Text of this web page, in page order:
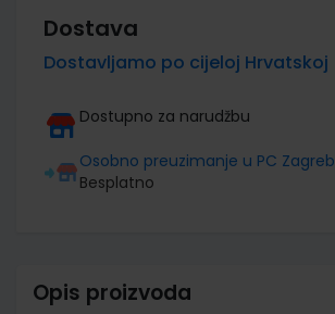
Dostava
Dostavljamo po cijeloj Hrvatskoj
Dostupno za narudžbu
Osobno preuzimanje u PC Zagreb
Besplatno
Opis proizvoda